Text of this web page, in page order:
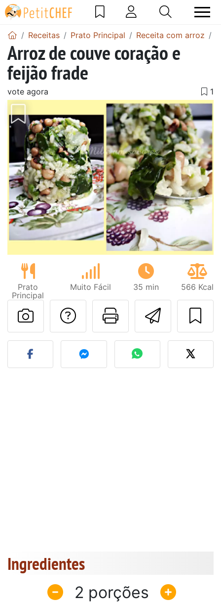
Receitas Prato Principal Receita com arroz
Arroz de couve coração e
feijão frade
vote agora
Prato
Principal
Muito Fácil 35 min 566 Kcal
Imprima
Falar com o autor
Fez esta receita?
Ingredientes
2